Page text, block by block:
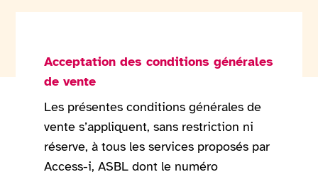
Acceptation des conditions générales
de vente
Les présentes conditions générales de
vente s’appliquent, sans restriction ni
réserve, à tous les services proposés par
Access-i, ASBL dont le numéro